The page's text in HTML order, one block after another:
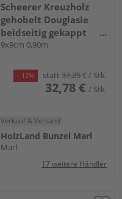
Scheerer Kreuzholz
gehobelt Douglasie
beidseitig gekappt
transparent lasiert -
9x9cm 0,90m
- 12% statt 37,25€/ Stk.
32,78 € / Stk.
Verkauf & Versand
HolzLand Bunzel Marl
Marl
17 weitere Händler